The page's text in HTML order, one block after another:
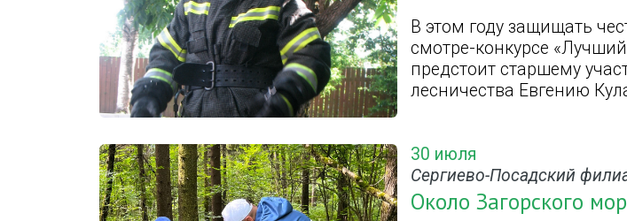
В этом году защищать
смотре-конкурсе
предстоит старшему
лесничества Евгению
30 июля
Сергиево-Посадский
Около Загорского